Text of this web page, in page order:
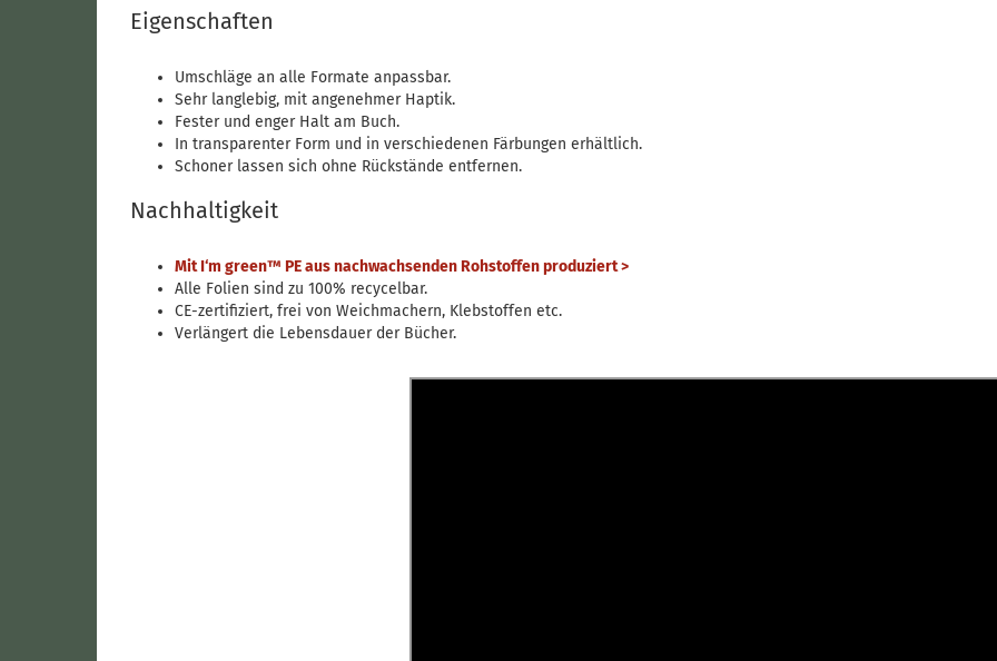
Eigenschaften
Umschläge an alle Formate anpassbar.
Sehr langlebig, mit angenehmer Haptik.
Fester und enger Halt am Buch.
In transparenter Form und in verschiedenen Färbungen erhältlich.
Schoner lassen sich ohne Rückstände entfernen.
Nachhaltigkeit
Mit I‘m green™ PE aus nachwachsenden Rohstoffen produziert >
Alle Folien sind zu 100% recycelbar.
CE-zertifiziert, frei von Weichmachern, Klebstoffen etc.
Verlängert die Lebensdauer der Bücher.